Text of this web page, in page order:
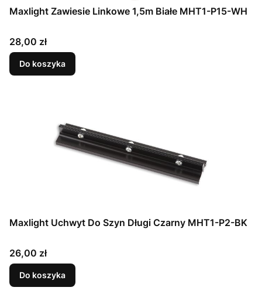
Maxlight Zawiesie Linkowe 1,5m Białe MHT1-P15-WH
Cena
28,00 zł
Do koszyka
Maxlight Uchwyt Do Szyn Długi Czarny MHT1-P2-BK
Cena
26,00 zł
Do koszyka